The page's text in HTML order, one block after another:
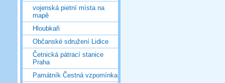
vojenská pietní místa na
mapě
Hloubkaři
Občanské sdružení Lidice
Četnická pátrací stanice
Praha
Památník Čestná vzpomínka